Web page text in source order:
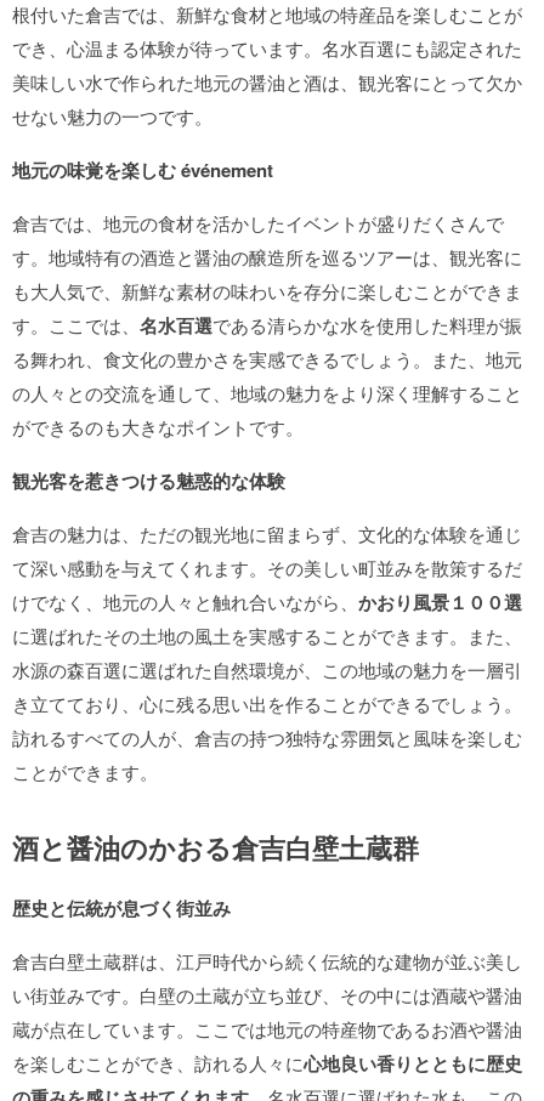
根付いた倉吉では、新鮮な食材と地域の特産品を楽しむことが
でき、心温まる体験が待っています。名水百選にも認定された
美味しい水で作られた地元の醤油と酒は、観光客にとって欠か
せない魅力の一つです。
地元の味覚を楽しむ événement
倉吉では、地元の食材を活かしたイベントが盛りだくさんで
す。地域特有の酒造と醤油の醸造所を巡るツアーは、観光客に
も大人気で、新鮮な素材の味わいを存分に楽しむことができま
す。ここでは、 名水百選である清らかな水を使用した料理が振
る舞われ、食文化の豊かさを実感できるでしょう。また、地元
の人々との交流を通して、地域の魅力をより深く理解すること
ができるのも大きなポイントです。
観光客を惹きつける魅惑的な体験
倉吉の魅力は、ただの観光地に留まらず、文化的な体験を通じ
て深い感動を与えてくれます。その美しい町並みを散策するだ
けでなく、地元の人々と触れ合いながら、 かおり風景１００選
に選ばれたその土地の風土を実感することができます。また、
水源の森百選に選ばれた自然環境が、この地域の魅力を一層引
き立てており、心に残る思い出を作ることができるでしょう。
訪れるすべての人が、倉吉の持つ独特な雰囲気と風味を楽しむ
ことができます。
酒と醤油のかおる倉吉白壁土蔵群
歴史と伝統が息づく街並み
倉吉白壁土蔵群は、江戸時代から続く伝統的な建物が並ぶ美し
い街並みです。白壁の土蔵が立ち並び、その中には酒蔵や醤油
蔵が点在しています。ここでは地元の特産物であるお酒や醤油
を楽しむことができ、訪れる人々に心地良い香りとともに歴史